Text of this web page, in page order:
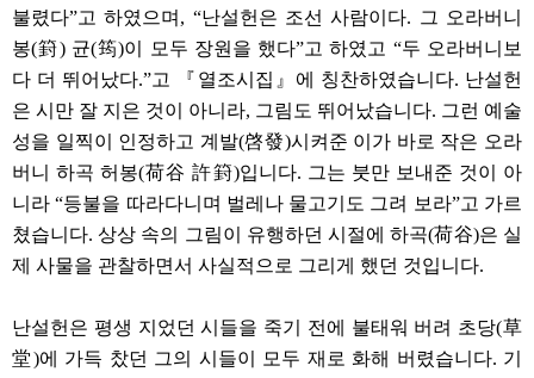
불렸다”고 하였으며, “난설헌은 조선 사람이다. 그 오라버니
봉(篈) 균(筠)이 모두 장원을 했다”고 하였고 “두 오라버니보
다 더 뛰어났다.”고 『열조시집』에 칭찬하였습니다. 난설헌
은 시만 잘 지은 것이 아니라, 그림도 뛰어났습니다. 그런 예술
성을 일찍이 인정하고 계발(啓發)시켜준 이가 바로 작은 오라
버니 하곡 허봉(荷谷 許篈)입니다. 그는 붓만 보내준 것이 아
니라 “등불을 따라다니며 벌레나 물고기도 그려 보라”고 가르
쳤습니다. 상상 속의 그림이 유행하던 시절에 하곡(荷谷)은 실
제 사물을 관찰하면서 사실적으로 그리게 했던 것입니다.
난설헌은 평생 지었던 시들을 죽기 전에 불태워 버려 초당(草
堂)에 가득 찼던 그의 시들이 모두 재로 화해 버렸습니다. 기